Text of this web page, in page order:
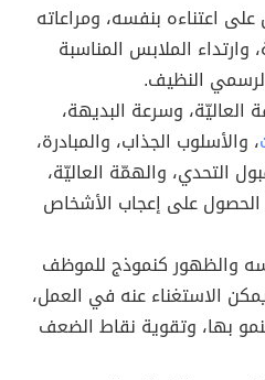
اعتناءه بنفسه، ومراعاته
الملابس المناسبة
الرسمي النظيف.
العاليّة، وسرعة البديهة،
، والأسلوب الجذاب، والمبادرة،
التحدي، والهمّة العاليّة،
على إعجاب الأشخاص
والظهور كنموذج للموظف
يمكن الاستغناء عنه في العمل،
بها، وتقوية نقاط الضعف